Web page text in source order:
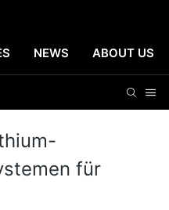
NEWS ABOUT US
für